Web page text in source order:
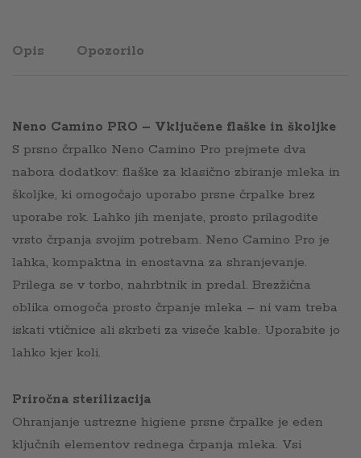
Opis Opozorilo
Neno Camino PRO – Vključene flaške in školjke
S prsno črpalko Neno Camino Pro prejmete dva
nabora dodatkov: flaške za klasično zbiranje mleka in
školjke, ki omogočajo uporabo prsne črpalke brez
uporabe rok. Lahko jih menjate, prosto prilagodite
vrsto črpanja svojim potrebam. Neno Camino Pro je
lahka, kompaktna in enostavna za shranjevanje.
Prilega se v torbo, nahrbtnik in predal. Brezžična
oblika omogoča prosto črpanje mleka – ni vam treba
iskati vtičnice ali skrbeti za viseče kable. Uporabite jo
lahko kjer koli.
Priročna sterilizacija
Ohranjanje ustrezne higiene prsne črpalke je eden
ključnih elementov rednega črpanja mleka. Vsi